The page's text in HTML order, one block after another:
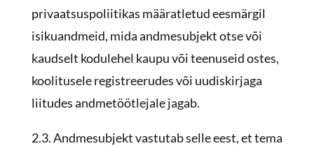
privaatsuspoliitikas määratletud eesmärgil
isikuandmeid, mida andmesubjekt otse või
kaudselt kodulehel kaupu või teenuseid ostes,
koolitusele registreerudes või uudiskirjaga
liitudes andmetöötlejale jagab.
2.3. Andmesubjekt vastutab selle eest, et tema